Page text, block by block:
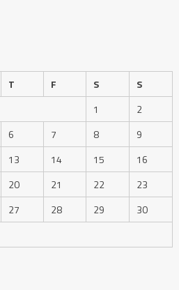
T F S
S
1
2
6 7 8
9
13 14 15
16
20 21 22
23
27 28 29
30